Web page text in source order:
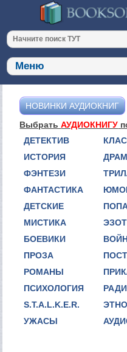
НОВИНКИ АУДИОКНИГ
ВыбратьАУДИОКНИГУ
ДЕТЕКТИВ
ИСТОРИЯ
ФЭНТЕЗИ
ФАНТАСТИКА
ДЕТСКИЕ
МИСТИКА
БОЕВИКИ
ПРОЗА
РОМАНЫ
ПСИХОЛОГИЯ
S.T.A.L.K.E.R.
УЖАСЫ